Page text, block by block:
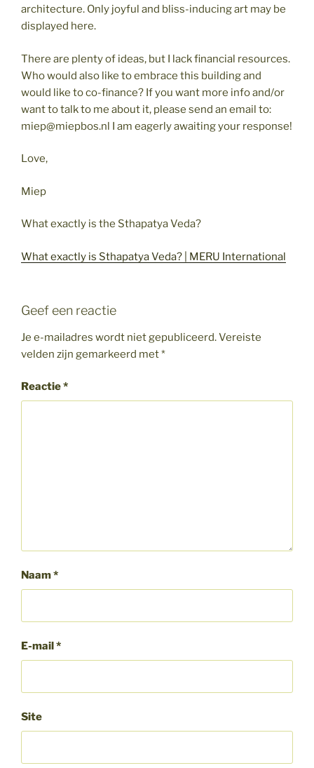
architecture. Only joyful and bliss-inducing art may be
displayed here.
There are plenty of ideas, but I lack financial resources.
Who would also like to embrace this building and
would like to co-finance? If you want more info and/or
want to talk to me about it, please send an email to:
miep@miepbos.nl I am eagerly awaiting your response!
Love,
Miep
What exactly is the Sthapatya Veda?
What exactly is Sthapatya Veda? | MERU International
Geef een reactie
Je e-mailadres wordt niet gepubliceerd.Vereiste
velden zijn gemarkeerd met*
Reactie*
Naam*
E-mail*
Site